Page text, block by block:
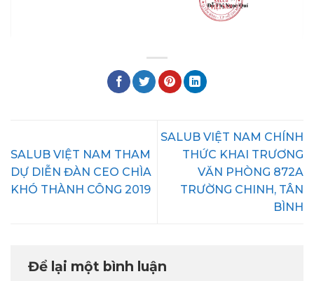
SALUB VIỆT NAM THAM
DỰ DIỄN ĐÀN CEO CHÌA
KHÓ THÀNH CÔNG 2019
SALUB VIỆT NAM CHÍNH
THỨC KHAI TRƯƠNG
VĂN PHÒNG 872A
TRƯỜNG CHINH, TÂN
BÌNH
Để lại một bình luận